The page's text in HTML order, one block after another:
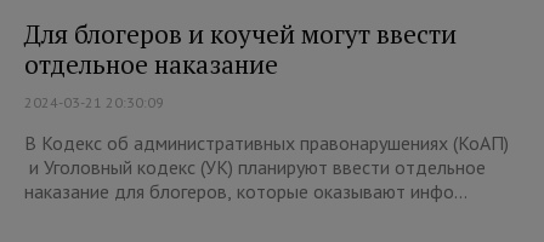
Для блогеров и коучей могут ввести
отдельное наказание
2024-03-21 20:30:09
В Кодекс об административных правонарушениях (КоАП)
и Уголовный кодекс (УК) планируют ввести отдельное
наказание для блогеров, которые оказывают инфо...